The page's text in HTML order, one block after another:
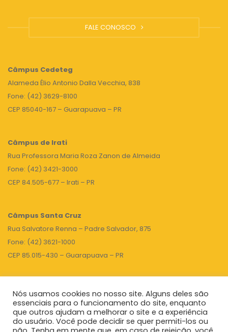
FALE CONOSCO
Câmpus Cedeteg
Alameda Élio Antonio Dalla Vecchia, 838
Fone: (42) 3629-8100
CEP 85040-167 – Guarapuava – PR
Câmpus de Irati
Rua Professora Maria Roza Zanon de Almeida
Fone: (42) 3421-3000
CEP 84.505-677 – Irati – PR
Câmpus Santa Cruz
Rua Salvatore Renna – Padre Salvador, 875
Fone: (42) 3621-1000
CEP 85.015-430 – Guarapuava – PR
TOPO
Nós usamos cookies no nosso site. Alguns deles são
essenciais para o funcionamento do site, enquanto
que outros ajudam a melhorar o site e a experiência
do usuário. Você pode decidir se quer permiti-los ou